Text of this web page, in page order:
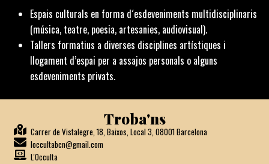
Espais culturals en forma d´esdeveniments multidisciplinaris
(música, teatre, poesia, artesanies, audiovisual).
Tallers formatius a diverses disciplines artístiques i
llogament d’espai per a assajos personals o alguns
esdeveniments privats.
Troba'ns
Carrer de Vistalegre, 18, Baixos, Local 3, 08001 Barcelona
loccultabcn@gmail.com
L'Occulta